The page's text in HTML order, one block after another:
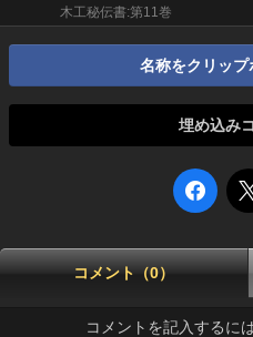
木工秘伝書:第11巻
名称をクリッ
埋め込み
コメント（0）
コメントを記入するに